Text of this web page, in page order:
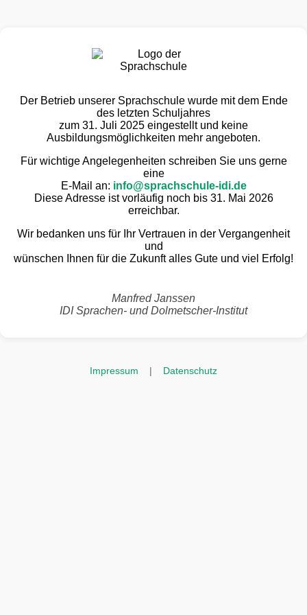
Der Betrieb unserer Sprachschule wurde mit dem Ende
des letzten Schuljahres
zum 31. Juli 2025 eingestellt und keine
Ausbildungsmöglichkeiten mehr angeboten.
Für wichtige Angelegenheiten schreiben Sie uns gerne
eine
E-Mail an: info@sprachschule-idi.de
Diese Adresse ist vorläufig noch bis 31. Mai 2026
erreichbar.
Wir bedanken uns für Ihr Vertrauen in der Vergangenheit
und
wünschen Ihnen für die Zukunft alles Gute und viel Erfolg!
Manfred Janssen
IDI Sprachen- und Dolmetscher-Institut
Impressum | Datenschutz